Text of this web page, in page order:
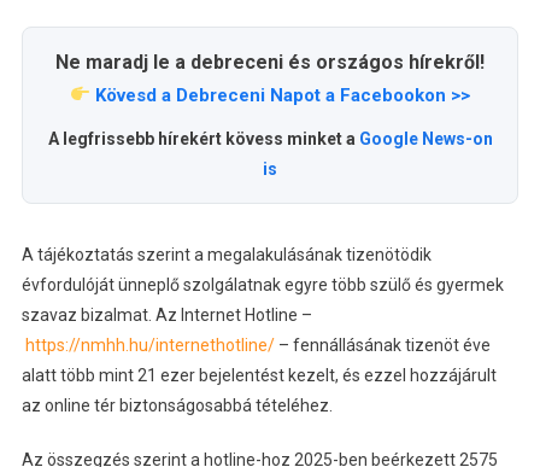
Ne maradj le a debreceni és országos hírekről!
Kövesd a Debreceni Napot a Facebookon >>
A legfrissebb hírekért kövess minket a Google News-on
is
A tájékoztatás szerint a megalakulásának tizenötödik
évfordulóját ünneplő szolgálatnak egyre több szülő és gyermek
szavaz bizalmat. Az Internet Hotline –
https://nmhh.hu/internethotline/– fennállásának tizenöt éve
alatt több mint 21 ezer bejelentést kezelt, és ezzel hozzájárult
az online tér biztonságosabbá tételéhez.
Az összegzés szerint a hotline-hoz 2025-ben beérkezett 2575